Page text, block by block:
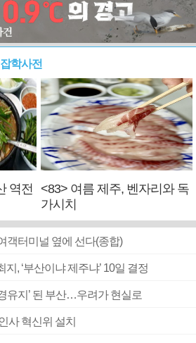
학사전
역전
<83> 여름 제주, 벤자리와 독
가시치
객터미널 옆에 선다(종합)
, ‘부산이냐 제주냐’ 10일 결정
유지’ 된 부산…우려가 현실로
사 혁신위 설치